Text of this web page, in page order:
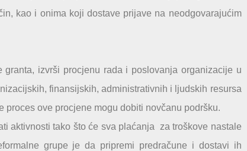
kao i onima koji dostave prijave na neodgovarajućim
izvrši procjenu rada i poslovanja organizacije u
finansijskih, administrativnih i ljudskih resursa
ove procjene mogu dobiti novčanu podršku.
aktivnosti tako što će sva plaćanja za troškove nastale
grupe je da pripremi predračune i dostavi ih